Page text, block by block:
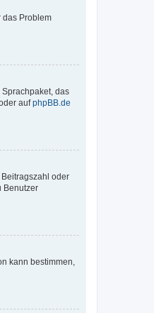
das Problem
das
aufphpBB.de
oder
Benutzer
kann bestimmen,